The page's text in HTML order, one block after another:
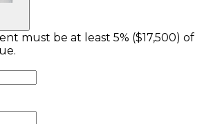
must be at least 5% ($17,500) of